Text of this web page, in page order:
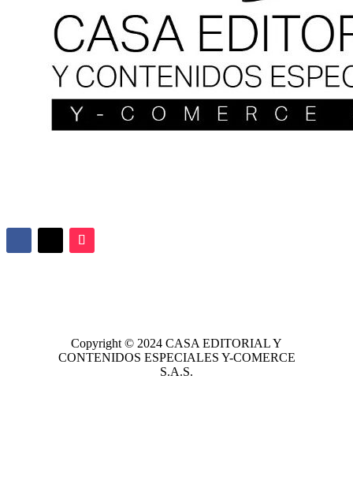
Copyright © 2024 CASA EDITORIALY
CONTENIDOS ESPECIALES Y-COMERCE
S.A.S.